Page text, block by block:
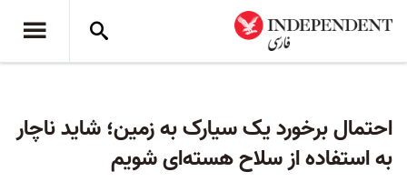
احتمال برخورد یک سیارک به زمین؛ شاید ناچار
به استفاده از سلاح هسته‌ای شویم